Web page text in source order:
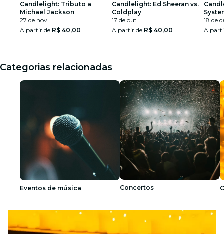
Candlelight: Tributo a
Michael Jackson
27 de nov.
A partir de R$ 40,00
Candlelight: Ed Sheeran vs.
Coldplay
17 de out.
A partir de R$ 40,00
18 de
A
Categorias relacionadas
Eventos de música Concertos